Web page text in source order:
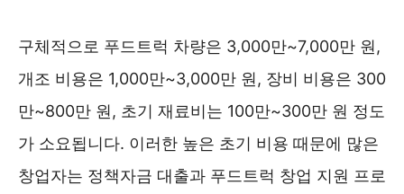
구체적으로 푸드트럭 차량은 3,000만~7,000만 원,
개조 비용은 1,000만~3,000만 원, 장비 비용은 300
만~800만 원, 초기 재료비는 100만~300만 원 정도
가 소요됩니다. 이러한 높은 초기 비용 때문에 많은
창업자는 정책자금 대출과 푸드트럭 창업 지원 프로